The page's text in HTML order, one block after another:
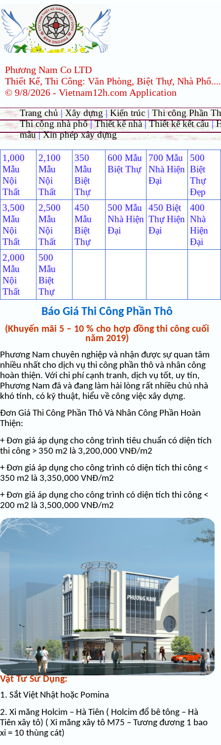
Phương Nam Co LTD
Thiết Kế, Thi Công: Văn Phòng, Biệt Thự, Nhà Phố....
© 9/8/2026 - Vietnam12h.com Application
Trang chủ|Xây dựng|Kiến trúc|Thi công Phần
Thi công nhà phố|Thiết kế nhà|Thiết kế kết cấu|
mẫu|Xin phép xây dựng
1,000
Mẫu
Nội
Thất
2,100
Mẫu
Nội
Thất
350
Mẫu
Biệt
Thự
600 Mẫu
Biệt Thự
700 Mẫu
Nhà Hiện
Đại
500
Biệt
Thự
Đẹp
3,500
Mẫu
Nội
Thất
2,500
Mẫu
Nội
Thất
450
Mẫu
Biệt
Thự
500 Mẫu
Nhà Hiện
Đại
450 Biệt
Thự Hiện
Đại
400
Nhà
Hiện
Đại
2,000
Mẫu
Nội
Thất
500
Mẫu
Biệt
Thự
Báo Giá Thi Công Phần Thô
(Khuyến mãi 5 – 10 % cho hợp đồng thi công cuối
năm 2019)
Phương Nam chuyên nghiệp và nhận được sự quan tâm
nhiều nhất cho dịch vụ thi công phần thô và nhân công
hoàn thiện. Với chi phí cạnh tranh, dịch vụ tốt, uy tín,
Phương Nam đã và đang làm hài lòng rất nhiều chủ nhà
khó tính, có kỹ thuật, hiểu về công việc xây dựng.
Đơn Giá Thi Công Phần Thô Và Nhân Công Phần Hoàn
Thiện:
+ Đơn giá áp dụng cho công trình tiêu chuẩn có diện tích
thi công > 350 m2 là 3,200,000 VNĐ/m2
+ Đơn giá áp dụng cho công trình có diện tích thi công <
350 m2 là 3,350,000 VNĐ/m2
+ Đơn giá áp dụng cho công trình có diện tích thi công <
200 m2 là 3,500,000 VNĐ/m2
Vật Tư Sử Dụng:
1. Sắt Việt Nhật hoặc Pomina
2. Xi măng Holcim – Hà Tiên ( Holcim đổ bê tông – Hà
Tiên xây tô) ( Xi măng xây tô M75 – Tương đương 1 bao
xi = 10 thùng cát)